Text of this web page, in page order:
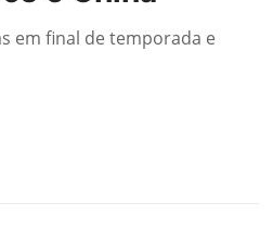
em final de temporada e